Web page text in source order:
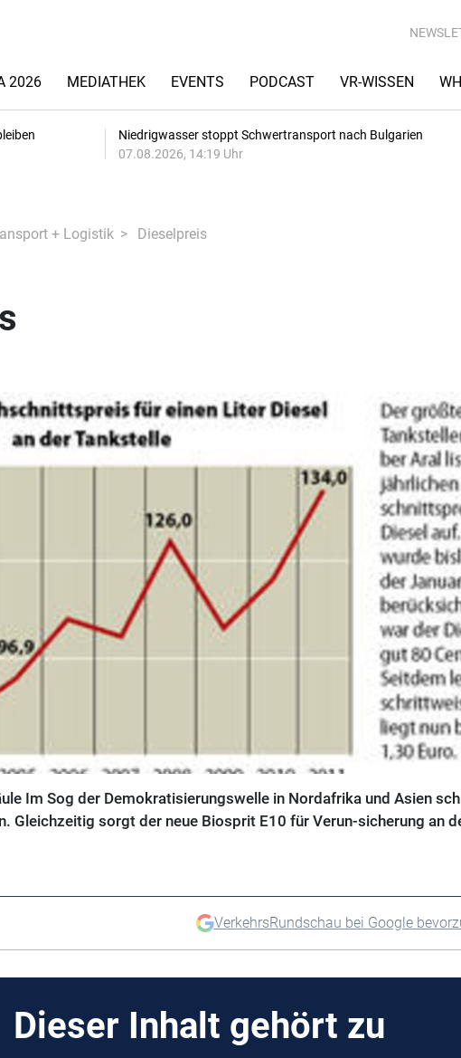
2026 MEDIATHEK EVENTS PODCAST VR-WISSEN
Niedrigwasser stoppt Schwertransport nach Bulgarien
07.08.2026, 14:19 Uhr
+ Logistik Dieselpreis
Im Sog der Demokratisierungswelle in Nordafrika und Asien
Gleichzeitig sorgt der neue Biosprit E10 für Verun-sicherung an
VerkehrsRundschau bei Google
Dieser Inhalt gehört zu